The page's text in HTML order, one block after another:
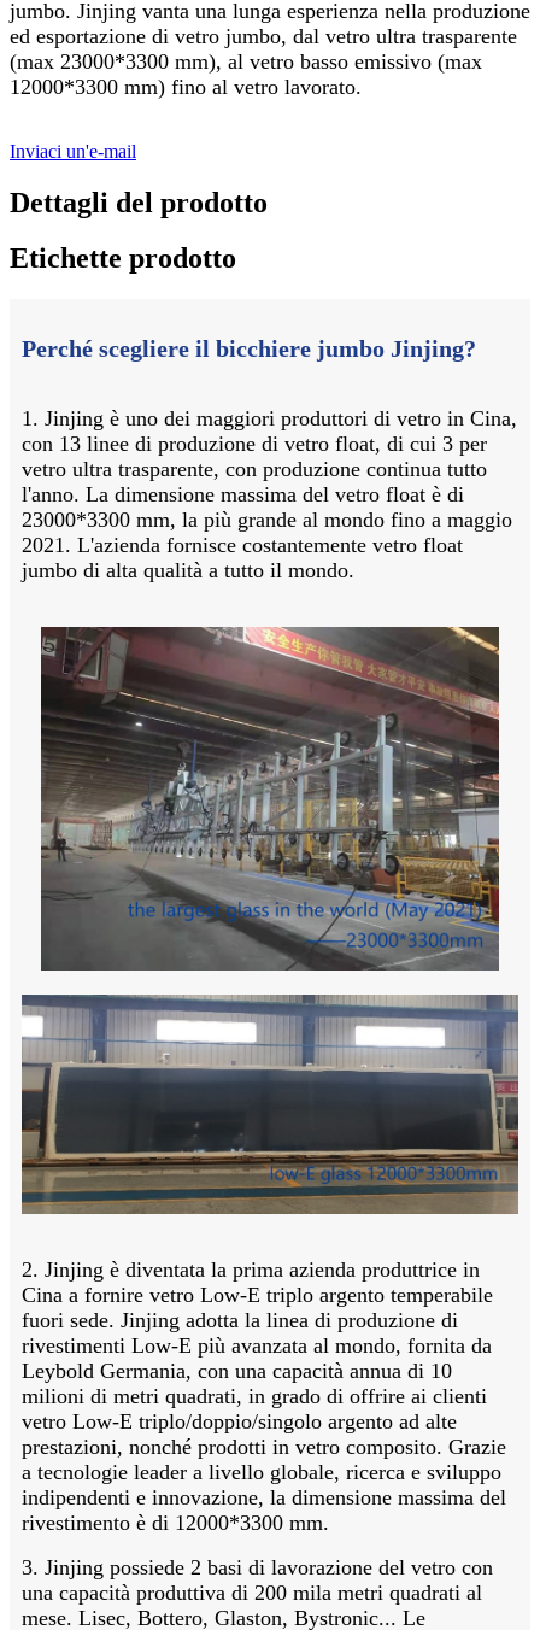
jumbo. Jinjing vanta una lunga esperienza nella produzione
ed esportazione di vetro jumbo, dal vetro ultra trasparente
(max 23000*3300 mm), al vetro basso emissivo (max
12000*3300 mm) fino al vetro lavorato.
Inviaci un'e-mail
Dettagli del prodotto
Etichette prodotto
Perché scegliere il bicchiere jumbo Jinjing?
1. Jinjing è uno dei maggiori produttori di vetro in Cina,
con 13 linee di produzione di vetro float, di cui 3 per
vetro ultra trasparente, con produzione continua tutto
l'anno. La dimensione massima del vetro float è di
23000*3300 mm, la più grande al mondo fino a maggio
2021. L'azienda fornisce costantemente vetro float
jumbo di alta qualità a tutto il mondo.
2. Jinjing è diventata la prima azienda produttrice in
Cina a fornire vetro Low-E triplo argento temperabile
fuori sede. Jinjing adotta la linea di produzione di
rivestimenti Low-E più avanzata al mondo, fornita da
Leybold Germania, con una capacità annua di 10
milioni di metri quadrati, in grado di offrire ai clienti
vetro Low-E triplo/doppio/singolo argento ad alte
prestazioni, nonché prodotti in vetro composito. Grazie
a tecnologie leader a livello globale, ricerca e sviluppo
indipendenti e innovazione, la dimensione massima del
rivestimento è di 12000*3300 mm.
3. Jinjing possiede 2 basi di lavorazione del vetro con
una capacità produttiva di 200 mila metri quadrati al
mese. Lisec, Bottero, Glaston, Bystronic... Le